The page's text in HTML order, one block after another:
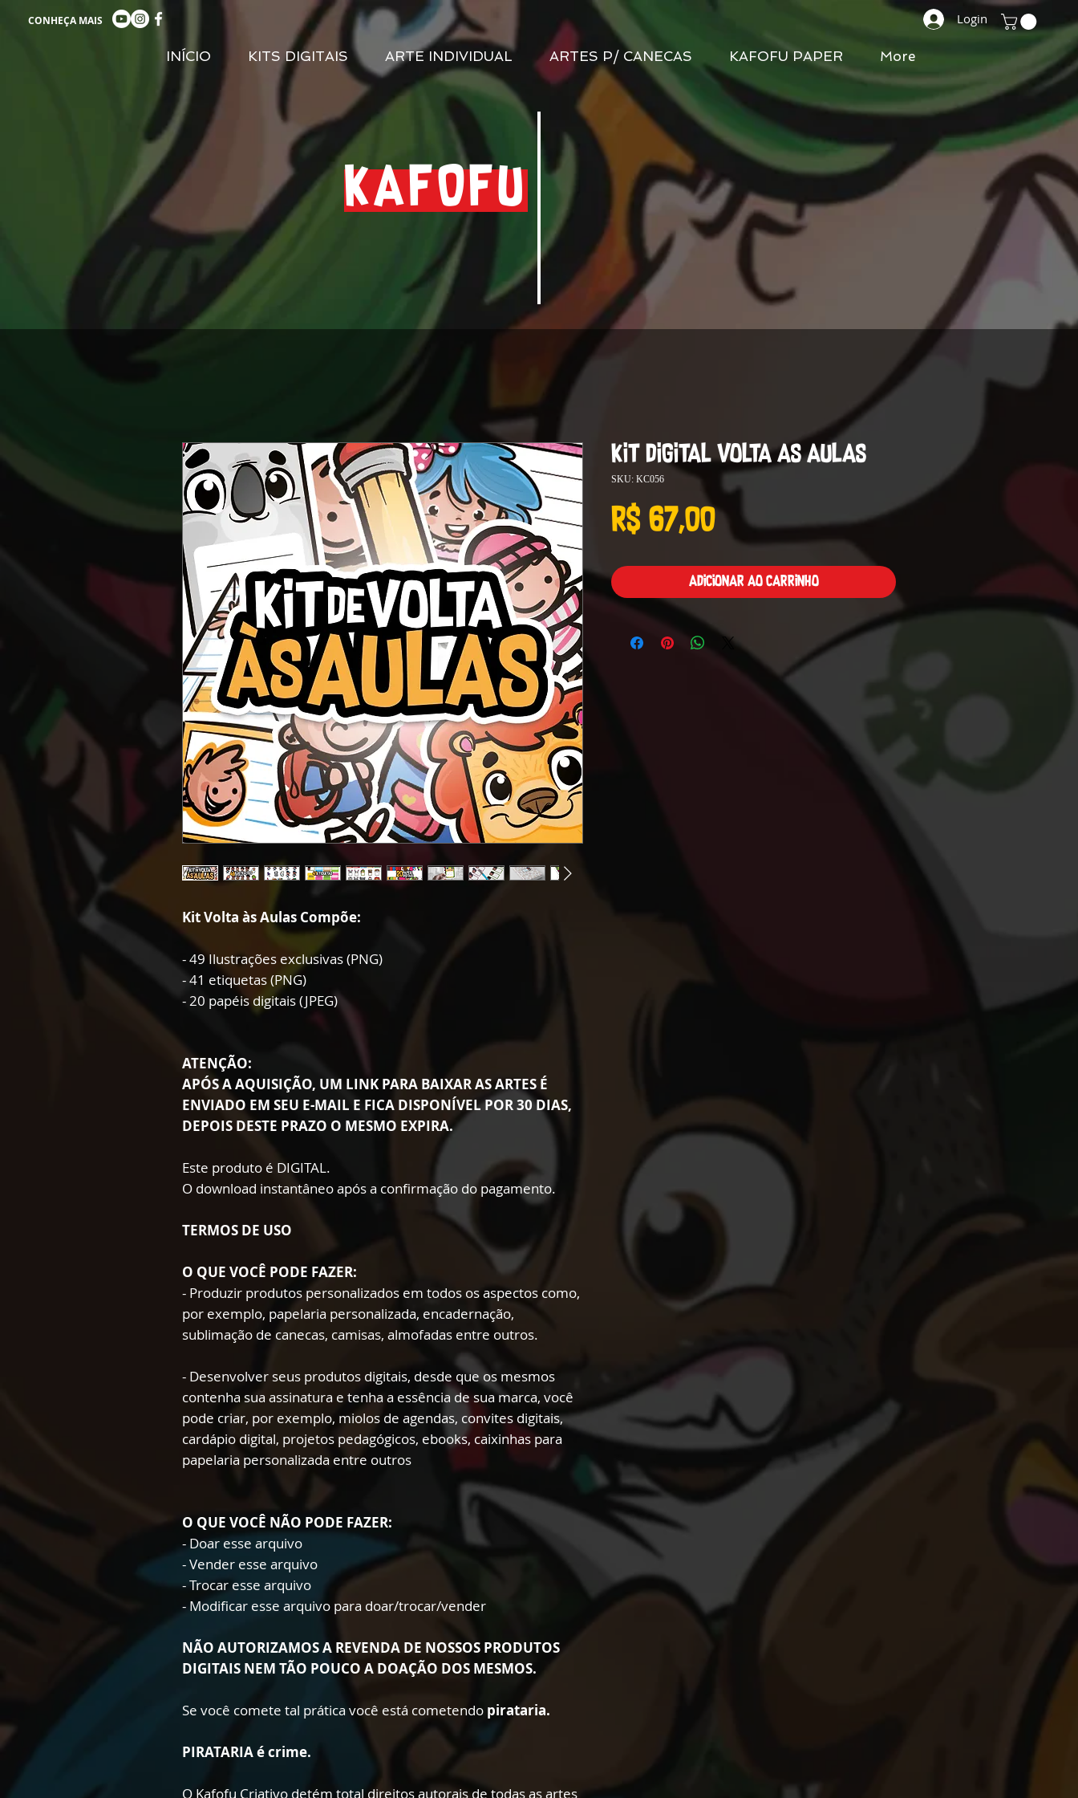
CONHEÇA MAIS Login
INÍCIO KITS DIGITAIS ARTE INDIVIDUAL ARTES P/ CANECAS KAFOFU PAPER More
KAFOFU
Kit Volta às Aulas Compõe:
- 49 Ilustrações exclusivas (PNG)
- 41 etiquetas (PNG)
- 20 papéis digitais (JPEG)
ATENÇÃO:
APÓS A AQUISIÇÃO, UM LINK PARA BAIXAR AS ARTES É
ENVIADO EM SEU E-MAIL E FICA DISPONÍVEL POR 30 DIAS,
DEPOIS DESTE PRAZO O MESMO EXPIRA.
Este produto é DIGITAL.
O download instantâneo após a confirmação do pagamento.
TERMOS DE USO
O QUE VOCÊ PODE FAZER:
- Produzir produtos personalizados em todos os aspectos como,
por exemplo, papelaria personalizada, encadernação,
sublimação de canecas, camisas, almofadas entre outros.
- Desenvolver seus produtos digitais, desde que os mesmos
contenha sua assinatura e tenha a essência de sua marca, você
pode criar, por exemplo, miolos de agendas, convites digitais,
cardápio digital, projetos pedagógicos, ebooks, caixinhas para
papelaria personalizada entre outros
O QUE VOCÊ NÃO PODE FAZER:
- Doar esse arquivo
- Vender esse arquivo
- Trocar esse arquivo
- Modificar esse arquivo para doar/trocar/vender
NÃO AUTORIZAMOS A REVENDA DE NOSSOS PRODUTOS
DIGITAIS NEM TÃO POUCO A DOAÇÃO DOS MESMOS.
Se você comete tal prática você está cometendo pirataria.
PIRATARIA é crime.
O Kafofu Criativo detém total direitos autorais de todas as artes
Kit Digital Volta as Aulas
SKU: KC056
R$ 67,00Preço
Adicionar ao carrinho